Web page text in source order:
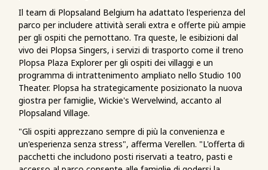
Il team di Plopsaland Belgium ha adattato l'esperienza del
parco per includere attività serali extra e offerte più ampie
per gli ospiti che pernottano. Tra queste, le esibizioni dal
vivo dei Plopsa Singers, i servizi di trasporto come il treno
Plopsa Plaza Explorer per gli ospiti dei villaggi e un
programma di intrattenimento ampliato nello Studio 100
Theater. Plopsa ha strategicamente posizionato la nuova
giostra per famiglie, Wickie's Wervelwind, accanto al
Plopsaland Village.
"Gli ospiti apprezzano sempre di più la convenienza e
un'esperienza senza stress", afferma Verellen. "L'offerta di
pacchetti che includono posti riservati a teatro, pasti e